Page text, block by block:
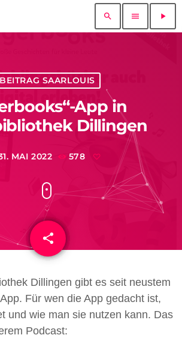
search menu play_arrow
BEITRAG SAARLOUIS
App in
Dillingen
MAI 2022 578
share
email
Dillingen gibt es seit neustem
Für wen die App gedacht ist,
und wie man sie nutzen kann. Das
Podcast: